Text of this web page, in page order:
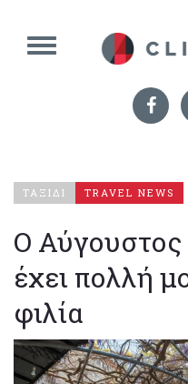
ΤΑΞΙΔΙ TRAVEL NEWS
Ο
έχει πολλή
φιλία